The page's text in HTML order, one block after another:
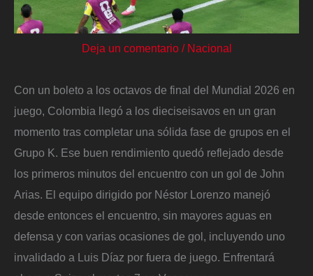
Deja un comentario / Nacional
Con un boleto a los octavos de final del Mundial 2026 en
juego, Colombia llegó a los dieciseisavos en un gran
momento tras completar una sólida fase de grupos en el
Grupo K. Ese buen rendimiento quedó reflejado desde
los primeros minutos del encuentro con un gol de John
Arias. El equipo dirigido por Néstor Lorenzo manejó
desde entonces el encuentro, sin mayores aguas en
defensa y con varias ocasiones de gol, incluyendo uno
invalidado a Luis Díaz por fuera de juego. Enfrentará